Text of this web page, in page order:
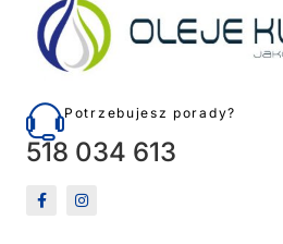
Potrzebujesz porady?
518 034 613